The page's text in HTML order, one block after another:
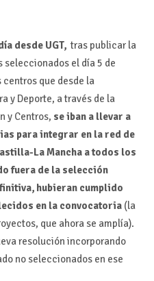
desde UGT, tras publicar la
seleccionados el día 5 de
que desde la
y Deporte, a través de la
y Centros, se iban a llevar a
para integrar en la red de
La Mancha a todos los
fuera de la selección
hubieran cumplido
en la convocatoria(la
que ahora se amplía).
resolución incorporando
no seleccionados en ese